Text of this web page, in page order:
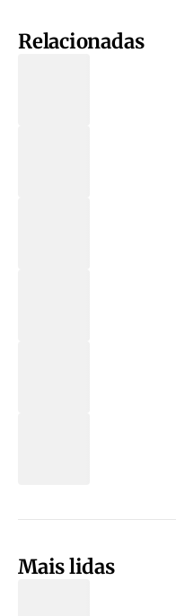
Relacionadas
Mais lidas